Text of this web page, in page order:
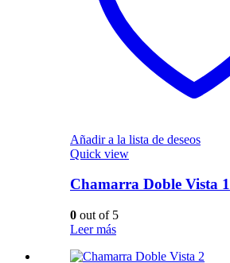
Añadir a la lista de deseos
Quick view
Chamarra Doble Vista 1
0 out of 5
Leer más